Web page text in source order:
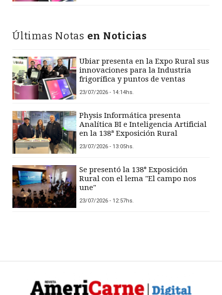
Últimas Notas en Noticias
Ubiar presenta en la Expo Rural sus
innovaciones para la Industria
frigorífica y puntos de ventas
23/07/2026 - 14:14hs.
Physis Informática presenta
Analítica BI e Inteligencia Artificial
en la 138ª Exposición Rural
23/07/2026 - 13:05hs.
Se presentó la 138° Exposición
Rural con el lema "El campo nos
une"
23/07/2026 - 12:57hs.